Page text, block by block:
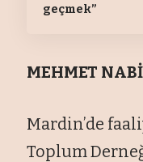
geçmek”
MEHMET
Mardin’de
Toplum